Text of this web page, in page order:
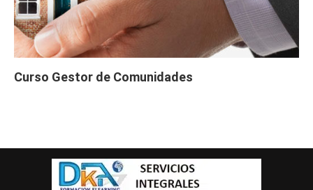
Curso Gestor de Comunidades